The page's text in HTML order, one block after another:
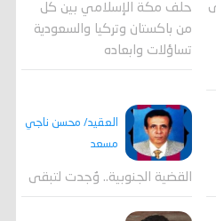
حلف مكة الإسلامي بين كل
من باكستان وتركيا والسعودية
تساؤلات وابعاده
العقيد/ محسن ناجي
مسعد
القضية الجنوبية.. وُجدت لتبقى